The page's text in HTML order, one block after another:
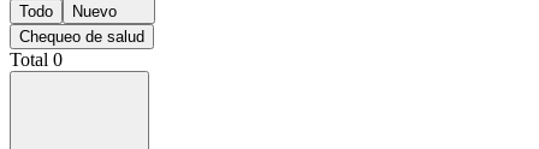
Todo
Nuevo
Chequeo de salud
Total 0